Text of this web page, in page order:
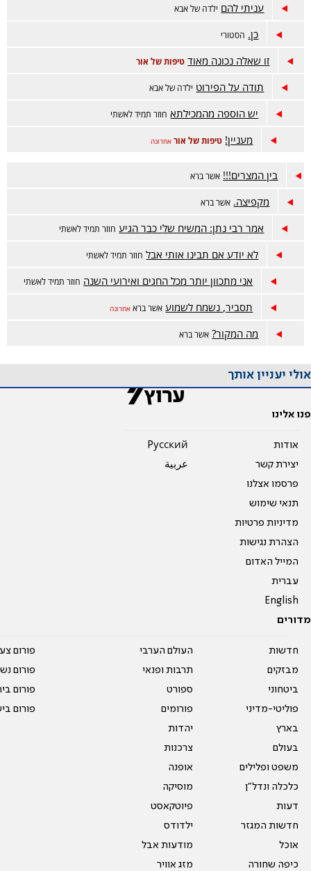
עניתי להם ילדה של אבא
כן. הסטורי
זו שאלה נכונה מאוד טיפות של אור
תודה על הפירוט ילדה של אבא
יש הוספה מהמכילתא חוזר תמיד לאשתי
מעניין! טיפות של אור אחרונה
בין המצרים!!! אשר ברא
מקפיצה. אשר ברא
אמר רבי נתן: המשיח שלי כבר הגיע חוזר תמיד לאשתי
לא יודע אם תבינו אותי אבל חוזר תמיד לאשתי
אני מתכוון יותר מכל החגים ואירועי השנה חוזר תמיד לאשתי
תסביר, נשמח לשמוע אשר ברא אחרונה
מה המקור? אשר ברא
אולי יעניין אותך
פנו אלינו
אודות
יצירת קשר
פרסמו אצלנו
תנאי שימוש
מדיניות פרטיות
הצהרת נגישות
המייל האדום
עברית
English
Pусский
عربية
מדורים
חדשות
מבזקים
ביטחוני
פוליטי-מדיני
בארץ
בעולם
משפט ופלילים
כלכלה ונדל"ן
דעות
חדשות המגזר
אוכל
כיפה שחורה
העולם הערבי
תרבות ופנאי
ספורט
פורומים
יהדות
צרכנות
אופנה
מוסיקה
פיוטקאסט
ילדודס
מודעות אבל
מזג אוויר
פורום
פורום
פורום
פורום